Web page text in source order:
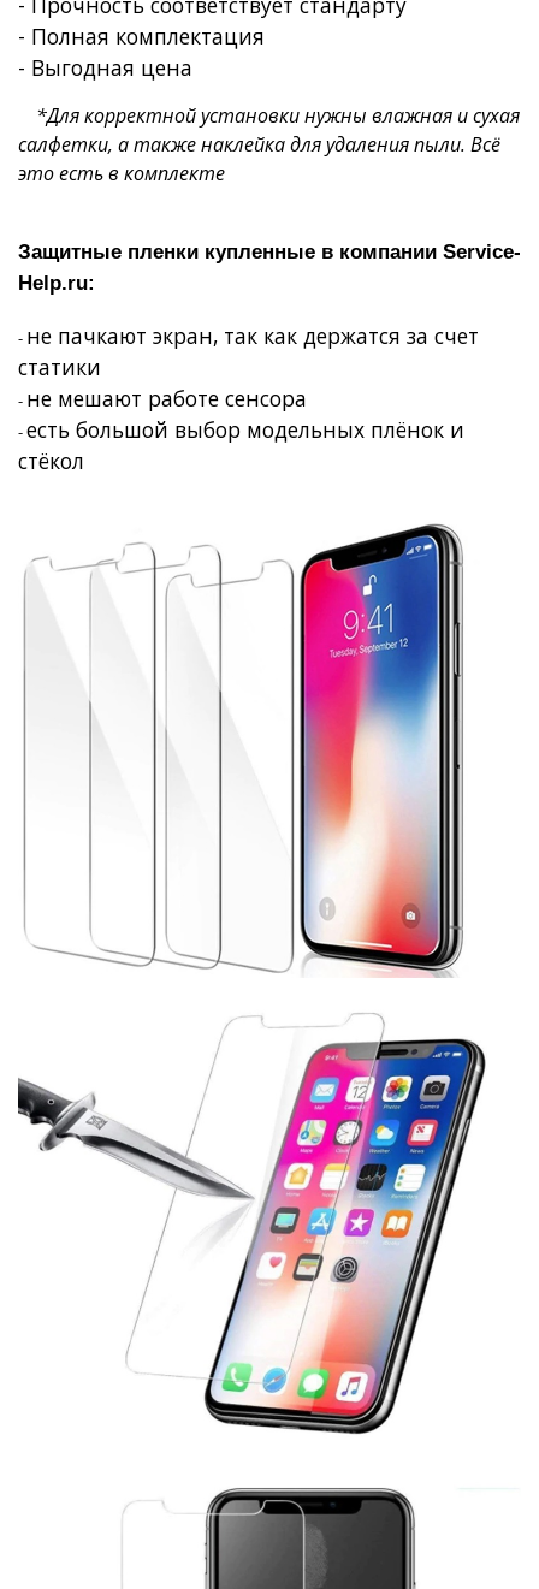
- Полная комплектация
- Выгодная цена
*Для корректной установки нужны влажная и сухая
салфетки, а также наклейка для удаления пыли. Всё
это есть в комплекте
Защитные пленки купленные в компании Service-
Help.ru:
- не пачкают экран, так как держатся за счет
статики
- не мешают работе сенсора
-есть большой выбор модельных плёнок и
стёкол